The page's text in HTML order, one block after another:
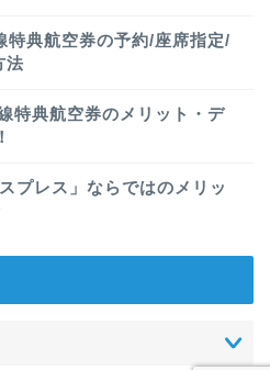
典航空券の予約/座席指定/
法
特典航空券のメリット・デ
プレス」ならではのメリッ